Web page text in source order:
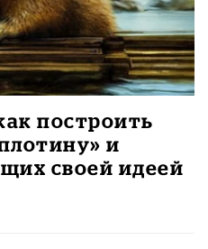
построить
и
своей идеей